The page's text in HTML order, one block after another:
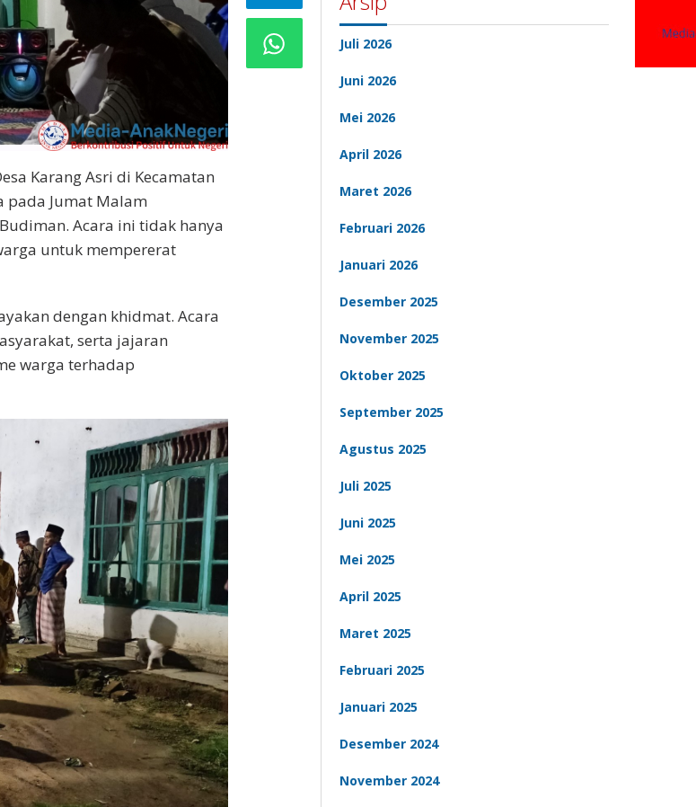
Karang Asri di Kecamatan
pada Jumat Malam
Acara ini tidak hanya
untuk mempererat
dengan khidmat. Acara
serta jajaran
warga terhadap
Juli 2026
Juni 2026
Mei 2026
April 2026
Maret 2026
Februari 2026
Januari 2026
Desember 2025
November 2025
Oktober 2025
September 2025
Agustus 2025
Juli 2025
Juni 2025
Mei 2025
April 2025
Maret 2025
Februari 2025
Januari 2025
Desember 2024
November 2024